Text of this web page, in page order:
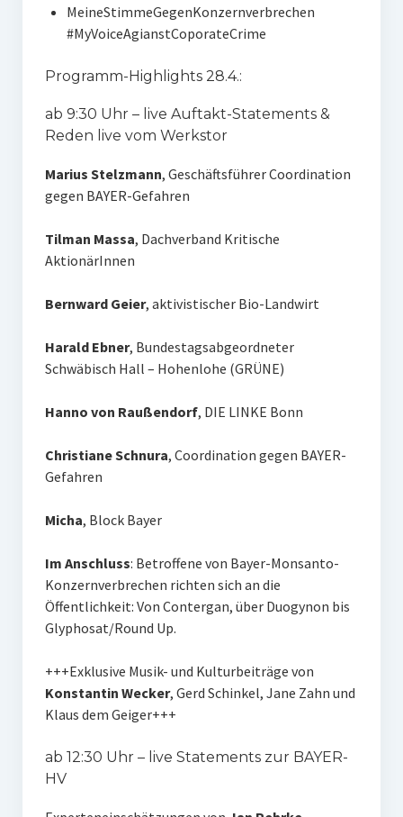
MeineStimmeGegenKonzernverbrechen
#MyVoiceAgianstCoporateCrime
Programm-Highlights 28.4.:
ab 9:30 Uhr – live Auftakt-Statements &
Reden live vom Werkstor
Marius Stelzmann, Geschäftsführer Coordination
gegen BAYER-Gefahren
Tilman Massa, Dachverband Kritische
AktionärInnen
Bernward Geier, aktivistischer Bio-Landwirt
Harald Ebner, Bundestagsabgeordneter
Schwäbisch Hall – Hohenlohe (GRÜNE)
Hanno von Raußendorf, DIE LINKE Bonn
Christiane Schnura, Coordination gegen BAYER-
Gefahren
Micha, Block Bayer
Im Anschluss: Betroffene von Bayer-Monsanto-
Konzernverbrechen richten sich an die
Öffentlichkeit: Von Contergan, über Duogynon bis
Glyphosat/Round Up.
+++Exklusive Musik- und Kulturbeiträge von
Konstantin Wecker, Gerd Schinkel, Jane Zahn und
Klaus dem Geiger+++
ab 12:30 Uhr – live Statements zur BAYER-
HV